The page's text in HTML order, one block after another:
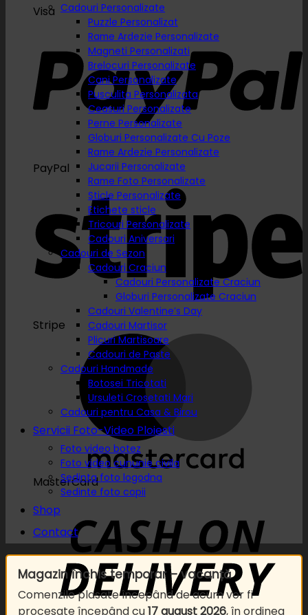
Visa
PayPal
Stripe
MasterCard
Cadouri Personalizate
Puzzle Personalizat
Rame Ardezie Personalizate
Magneti Personalizati
Brelocuri Personalizate
Cani Personalizate
Pusculita Personalizata
Ceasuri Personalizate
Perne Personalizate
Globuri Personalizate Cu Poze
Rame Ardezie Personalizate
Jucarii Personalizate
Rame Foto Personalizate
Sticle Personalizate
Etichete sticle
Tricouri Personalizate
Cadouri Aniversari
Cadouri de Sezon
Cadouri Craciun
Cadouri Personalizate Craciun
Globuri Personalizate Craciun
Cadouri Valentine’s Day
Cadouri Martisor
Plicuri Martisoare
Cadouri de Paste
Cadouri Handmade
Botosei Tricotati
Ursuleti Crosetati Mari
Cadouri pentru Casa & Birou
Servicii Foto-Video Ploiesti
Foto video botez
Foto video cununie civila
Sedinta foto logodna
Sedinte foto copii
Shop
Contact
Magazin închis temporar – vacanță
Comenzile plasate începând de acum vor fi
procesate începând cu17 august 2026, în ordinea